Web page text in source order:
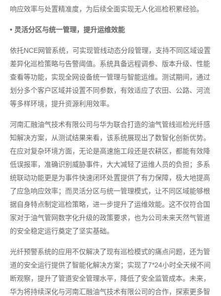
响应效率与处置精准度，为后续全面实现无人化巡检积累经验。
• 灵活分区与统一管理，提升运维效能
依托NCE网管系统，可实现管线动态分段管理，支持不同区域设置
差异化巡检策略与告警阈值。系统具备远程调参、版本升级、性能
查看等功能，实现全网设备统一管理与智能运维。测试期间，通过
划分多个客户区域并设置不同参数，有效适应了农田、公路、河流
等多样环境，提升资源利用效率。
河南汇融油气技术有限公司与华为联合打造的油气管线巡检光纤感
知解决方案，从测试结果来看，该系统展现出了数智化创新优势。
在应对复杂环境方面，无论是高速施工段还是农耕区，都能有效降
低误报率，准确识别威胁事件，大大减轻了运维人员的负担；多系
统联动功能更是为事件快速闭环处置提供了有力保障，极大地提高
了应急响应效率；而灵活分区与统一管理模式，让不同区域能够根
据自身特点制定巡检策略，进一步提升了运维效能。这不仅符合国
家对于油气管网数字化升级的政策要求，也为公司未来天然气管道
的安全稳定运行奠定了坚实基础。
光纤预警系统的应用不仅解决了现有巡检模式的痛点问题，还为管
道的安全运行提供了智能化解决方案；实现了7*24小时全天候不间
断观察，提升了管道安全管理水平，降低了安全监管成本。未来，
华为将持续深化与河南汇融油气技术有限公司的合作，探索更多智